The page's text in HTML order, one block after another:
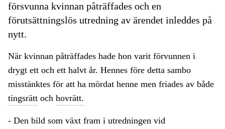
försvunna kvinnan påträffades och en
förutsättningslös utredning av ärendet inleddes på
nytt.
När kvinnan påträffades hade hon varit förvunnen i
drygt ett och ett halvt år. Hennes före detta sambo
misstänktes för att ha mördat henne men friades av både
tingsrätt och hovrätt.
- Den bild som växt fram i utredningen vid